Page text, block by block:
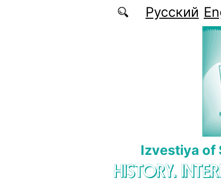
Русский
Izvestiya of
HISTORY.